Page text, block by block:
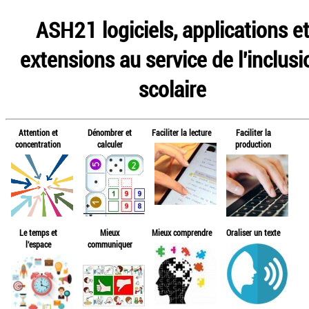
ASH21 logiciels, applications et
extensions au service de
scolaire
Attention et
concentration
Dénombrer et
calculer
Faciliter la lecture
Faciliter la
production
Le temps et
l'espace
Mieux
communiquer
Mieux comprendre Oraliser un texte